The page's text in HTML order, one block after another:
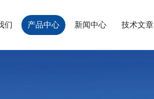
们 产品中心 新闻中心 技术文章